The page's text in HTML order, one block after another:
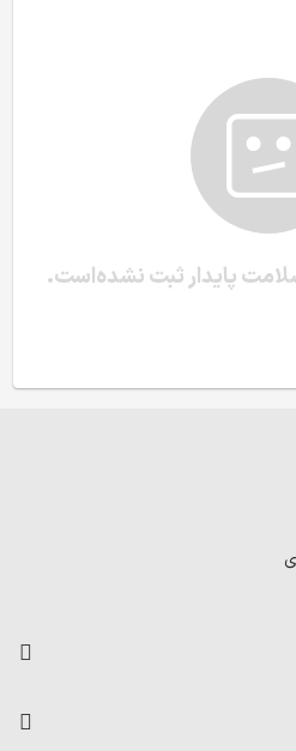
پایدار ثبت نشده‌است.